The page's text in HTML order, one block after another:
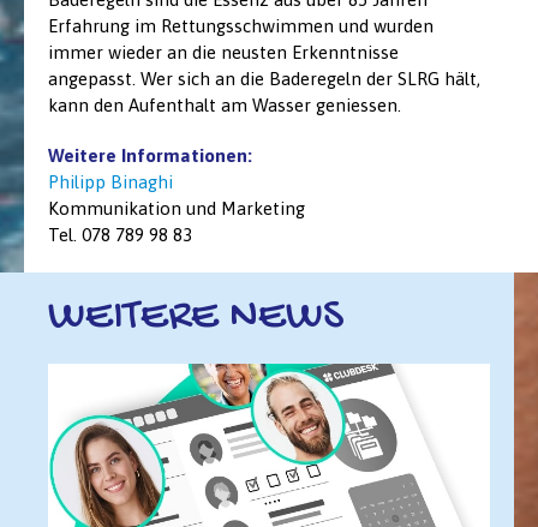
Erfahrung im Rettungsschwimmen und wurden
immer wieder an die neusten Erkenntnisse
angepasst. Wer sich an die Baderegeln der SLRG hält,
kann den Aufenthalt am Wasser geniessen.
Weitere Informationen:
Philipp Binaghi
Kommunikation und Marketing
Tel. 078 789 98 83
WEITERE NEWS